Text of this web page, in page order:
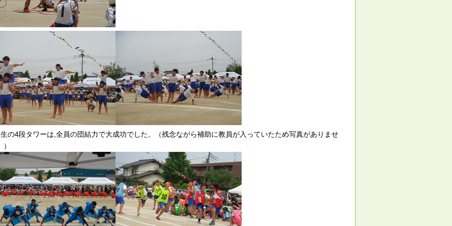
の4段タワーは,全員の団結力で大成功でした。（残念ながら補助に教員が入っていたため写真がありませ